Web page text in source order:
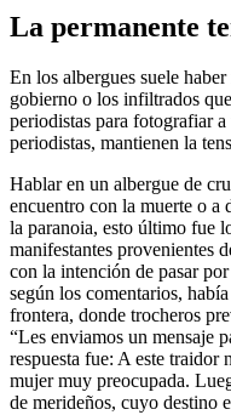
La permanente
En los albergues suele
gobierno o los infiltrados
periodistas para fotografiar
periodistas, mantienen la
Hablar en un albergue de
encuentro con la muerte o a
la paranoia, esto último fue
manifestantes provenientes
con la intención de pasar
según los comentarios,
frontera, donde trocheros
“Les enviamos un mensaje
respuesta fue: A este traidor
mujer muy preocupada.
de merideños, cuyo destino